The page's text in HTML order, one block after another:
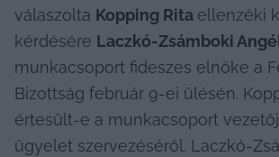
válaszolta Kopping Rita ellenzéki
kérdésére Laczkó-Zsámboki
munkacsoport fideszes elnöke a
Bizottság február 9-ei ülésén.
értesült-e a munkacsoport
ügyelet szervezéséről. Laczkó-